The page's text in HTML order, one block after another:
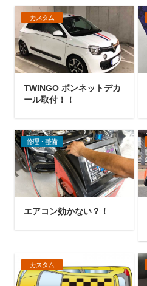
カスタム
TWINGO ボンネットデカ
ール取付！！
修理・整備
エアコン効かない？！
カスタム